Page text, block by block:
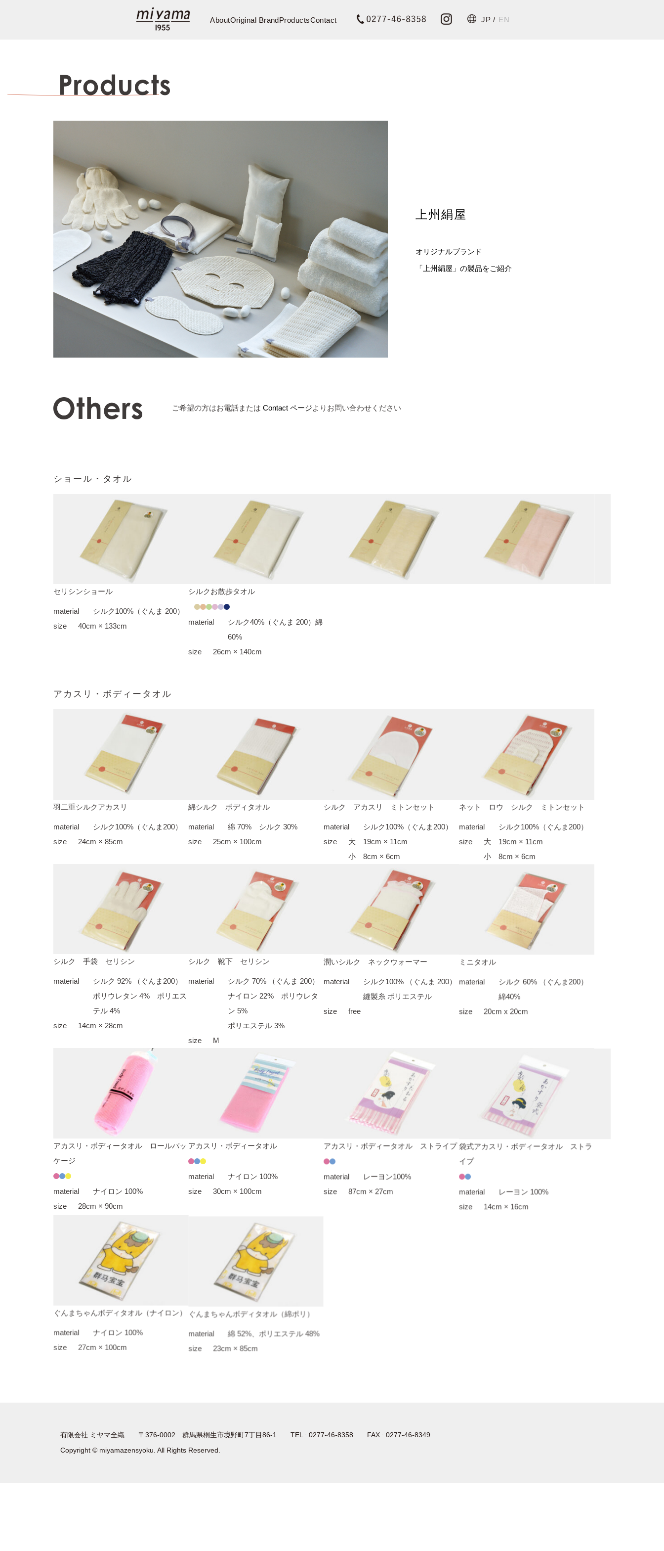
AboutOriginal BrandProductsContact JP / EN
上州絹屋
オリジナルブランド
「上州絹屋」の製品をご紹介
ご希望の方はお電話または Contact ページよりお問い合わせください
ショール・タオル
セリシンショール
material
シルク100%（ぐんま 200）
size
40cm × 133cm
シルクお散歩タオル
material
シルク40%（ぐんま 200）綿
60%
size
26cm × 140cm
アカスリ・ボディータオル
羽二重シルクアカスリ
material
シルク100%（ぐんま200）
size
24cm × 85cm
綿シルク ボディタオル
material
綿 70% シルク 30%
size
25cm × 100cm
シルク アカスリ ミトンセット
material
シルク100%（ぐんま200）
size
大 19cm × 11cm
小 8cm × 6cm
ネット ロウ シルク ミトンセット
material
シルク100%（ぐんま200）
size
大 19cm × 11cm
小 8cm × 6cm
シルク 手袋 セリシン
material
シルク 92% （ぐんま200）
ポリウレタン 4% ポリエス
テル 4%
size
14cm × 28cm
シルク 靴下 セリシン
material
シルク 70% （ぐんま 200）
ナイロン 22% ポリウレタ
ン 5%
ポリエステル 3%
size
M
潤いシルク ネックウォーマー
material
シルク100% （ぐんま 200）
縫製糸 ポリエステル
size
free
ミニタオル
material
シルク 60% （ぐんま200）
綿40%
size
20cm x 20cm
アカスリ・ボディータオル ロールパッ
ケージ
material
ナイロン 100%
size
28cm × 90cm
アカスリ・ボディータオル
material
ナイロン 100%
size
30cm × 100cm
アカスリ・ボディータオル ストライプ
material
レーヨン100%
size
87cm × 27cm
袋式アカスリ・ボディータオル ストラ
イプ
material
レーヨン 100%
size
14cm × 16cm
ぐんまちゃんボディタオル（ナイロン）
material
ナイロン 100%
size
27cm × 100cm
ぐんまちゃんボディタオル（綿ポリ）
material
綿 52%、ポリエステル 48%
size
23cm × 85cm
有限会社 ミヤマ全織 〒376-0002 群馬県桐生市境野町7丁目86-1 TEL : 0277-46-8358 FAX : 0277-46-8349
Copyright © miyamazensyoku. All Rights Reserved.